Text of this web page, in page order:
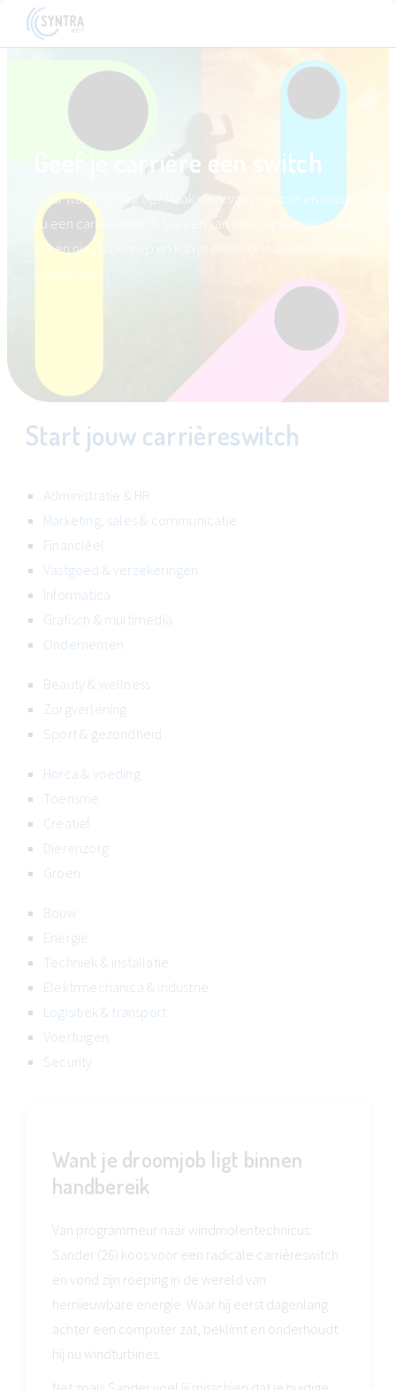
Geef je carrière een switch
Waar wacht je nog op? Maak werk van je passie en waag
nu een carrièreswitch. Via één van onze opleidingen leer
je een nieuw beroep en kun je eindelijk jouw droomjob
uitoefenen.
Start jouw carrièreswitch
Administratie & HR
Marketing, sales & communicatie
Financiëel
Vastgoed & verzekeringen
Informatica
Grafisch & multimedia
Ondernemen
Beauty & wellness
Zorgverlening
Sport & gezondheid
Horca & voeding
Toerisme
Creatief
Dierenzorg
Groen
Bouw
Energie
Techniek & installatie
Elektrmechanica & industrie
Logisitiek & transport
Voertuigen
Security
Want je droomjob ligt binnen
handbereik
Van programmeur naar windmolentechnicus:
Sander (26) koos voor een radicale carrièreswitch
en vond zijn roeping in de wereld van
hernieuwbare energie. Waar hij eerst dagenlang
achter een computer zat, beklimt en onderhoudt
hij nu windturbines.